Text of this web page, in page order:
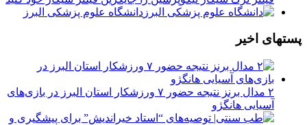
دانشگاه علوم پزشکی البرز
پستهای اخیر
۲ مدال برنز نتیجه حضور ۷ ورزشکار استان البرز در بازی‌های
آسیایی هانگژو